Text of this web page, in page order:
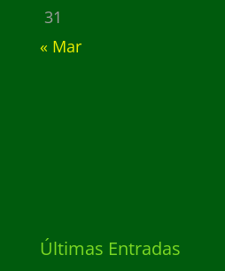
31
« Mar
Últimas Entradas